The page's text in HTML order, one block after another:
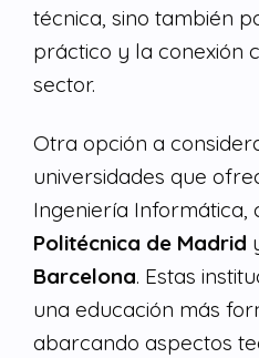
técnica, sino también
práctico y la conexión
sector.
Otra opción a
universidades que
Ingeniería Informática,
Politécnica de Madrid
Barcelona. Estas
una educación más
abarcando aspectos